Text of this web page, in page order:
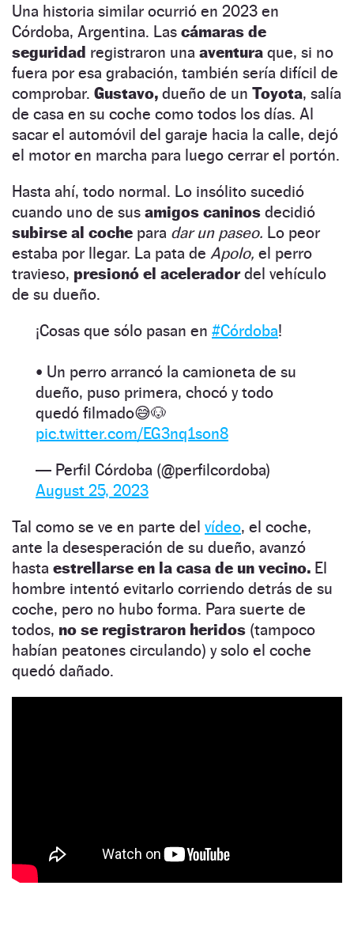
Una historia similar ocurrió en 2023 en
Córdoba, Argentina. Las cámaras de
seguridad registraron una aventura que, si no
fuera por esa grabación, también sería difícil de
comprobar. Gustavo, dueño de un Toyota, salía
de casa en su coche como todos los días. Al
sacar el automóvil del garaje hacia la calle, dejó
el motor en marcha para luego cerrar el portón.
Hasta ahí, todo normal. Lo insólito sucedió
cuando uno de sus amigos caninos decidió
subirse al coche para dar un paseo. Lo peor
estaba por llegar. La pata de Apolo, el perro
travieso, presionó el aceleradordel vehículo
de su dueño.
¡Cosas que sólo pasan en #Córdoba!
• Un perro arrancó la camioneta de su
dueño, puso primera, chocó y todo
quedó filmado😅🐶
pic.twitter.com/EG3nq1son8
— Perfil Córdoba (@perfilcordoba)
August 25, 2023
Tal como se ve en parte del vídeo, el coche,
ante la desesperación de su dueño, avanzó
hasta estrellarse en la casa de un vecino. El
hombre intentó evitarlo corriendo detrás de su
coche, pero no hubo forma. Para suerte de
todos, no se registraron heridos (tampoco
habían peatones circulando) y solo el coche
quedó dañado.